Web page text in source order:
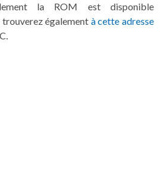
la ROM est disponible
également à cette adresse